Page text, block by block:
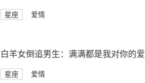
星座 爱情
白羊女倒追男生：满满都是我对你的爱
星座 爱情